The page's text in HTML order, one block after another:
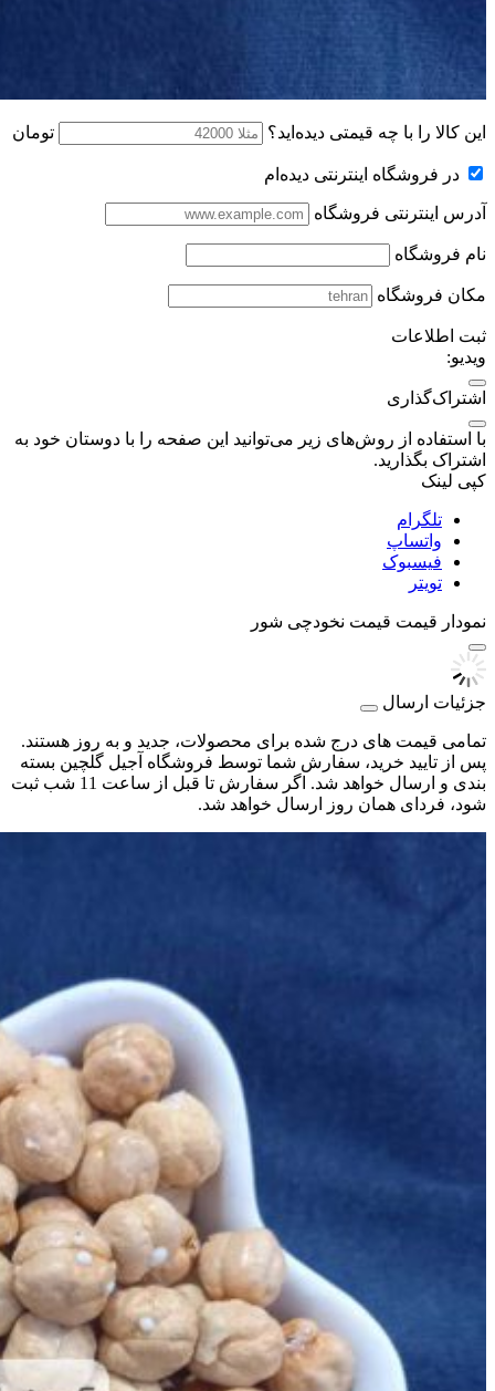
این کالا را با چه قیمتی دیده‌اید؟ تومان
در فروشگاه اینترنتی دیده‌ام
آدرس اینترنتی فروشگاه
نام فروشگاه
مکان فروشگاه
ثبت اطلاعات
ویدیو:
اشتراک‌گذاری
با استفاده از روش‌های زیر می‌توانید این صفحه را با دوستان خود به
اشتراک بگذارید.
کپی لینک
تلگرام
واتساپ
فیسبوک
تویتر
نمودار قیمت قیمت نخودچی شور
جزئیات ارسال
تمامی قیمت های درج شده برای محصولات، جدید و به روز هستند.
پس از تایید خرید، سفارش شما توسط فروشگاه آجیل گلچین بسته
بندی و ارسال خواهد شد. اگر سفارش تا قبل از ساعت 11 شب ثبت
شود، فردای همان روز ارسال خواهد شد.